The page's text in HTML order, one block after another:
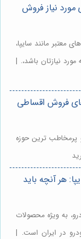
نیاز فروش
معتبر مانند سایپا،
نیازتان باشد،. |
فروش اقساطی
پرمخاطب ترین حوزه
هر آنچه باید
به ویژه محصولات
در ایران است. |